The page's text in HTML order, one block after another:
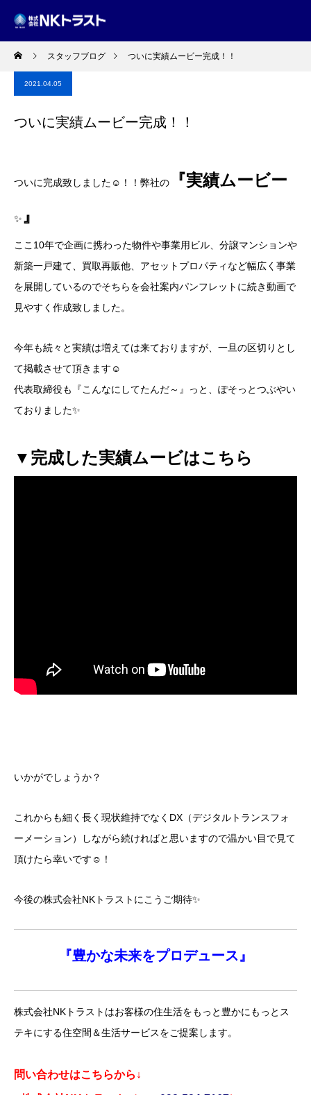
スタッフブログ ついに実績ムービー完成！！
2021.04.05
ついに実績ムービー完成！！
ついに完成致しました☺！！弊社の 『実績ムービー
✨』
ここ10年で企画に携わった物件や事業用ビル、分譲マンションや
新築一戸建て、買取再販他、アセットプロパティなど幅広く事業
を展開しているのでそちらを会社案内パンフレットに続き動画で
見やすく作成致しました。
今年も続々と実績は増えては来ておりますが、一旦の区切りとし
て掲載させて頂きます☺
代表取締役も『こんなにしてたんだ～』っと、ぽそっとつぶやい
ておりました✨
▼完成した実績ムービはこちら
いかがでしょうか？
これからも細く長く現状維持でなくDX（デジタルトランスフォ
ーメーション）しながら続ければと思いますので温かい目で見て
頂けたら幸いです☺！
今後の株式会社NKトラストにこうご期待✨
『豊かな未来をプロデュース』
株式会社NKトラストはお客様の住生活をもっと豊かにもっとス
テキにする住空間＆生活サービスをご提案します。
問い合わせはこちらから↓